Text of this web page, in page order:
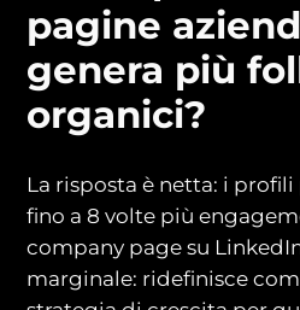
pagine
genera più
organici?
La risposta è netta: i
fino a 8 volte più
company page su
marginale: ridefinisce